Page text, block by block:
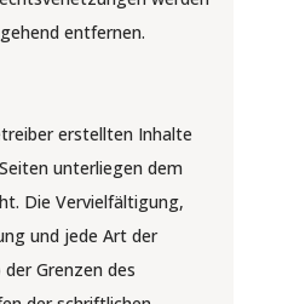
entfernen.
erstellten Inhalte
unterliegen dem
Die Vervielfältigung,
und jede Art der
Grenzen des